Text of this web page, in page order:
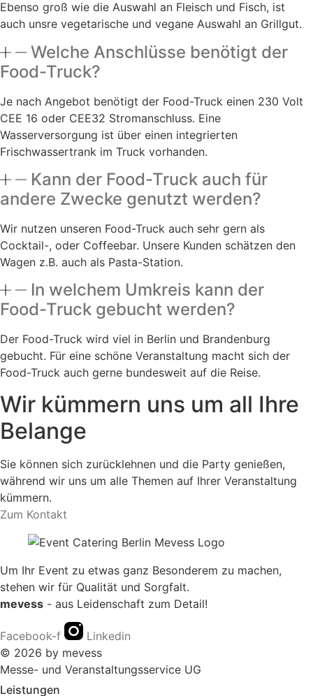
Ebenso groß wie die Auswahl an Fleisch und Fisch, ist
auch unsre vegetarische und vegane Auswahl an Grillgut.
Welche Anschlüsse benötigt der
Food-Truck?
Je nach Angebot benötigt der Food-Truck einen 230 Volt
CEE 16 oder CEE32 Stromanschluss. Eine
Wasserversorgung ist über einen integrierten
Frischwassertrank im Truck vorhanden.
Kann der Food-Truck auch für
andere Zwecke genutzt werden?
Wir nutzen unseren Food-Truck auch sehr gern als
Cocktail-, oder Coffeebar. Unsere Kunden schätzen den
Wagen z.B. auch als Pasta-Station.
In welchem Umkreis kann der
Food-Truck gebucht werden?
Der Food-Truck wird viel in Berlin und Brandenburg
gebucht. Für eine schöne Veranstaltung macht sich der
Food-Truck auch gerne bundesweit auf die Reise.
Wir kümmern uns um all Ihre
Belange
Sie können sich zurücklehnen und die Party genießen,
während wir uns um alle Themen auf Ihrer Veranstaltung
kümmern.
Zum Kontakt
Um Ihr Event zu etwas ganz Besonderem zu machen,
stehen wir für Qualität und Sorgfalt.
mevess - aus Leidenschaft zum Detail!
Facebook-f
Linkedin
© 2026 by mevess
Messe- und Veranstaltungsservice UG
Leistungen